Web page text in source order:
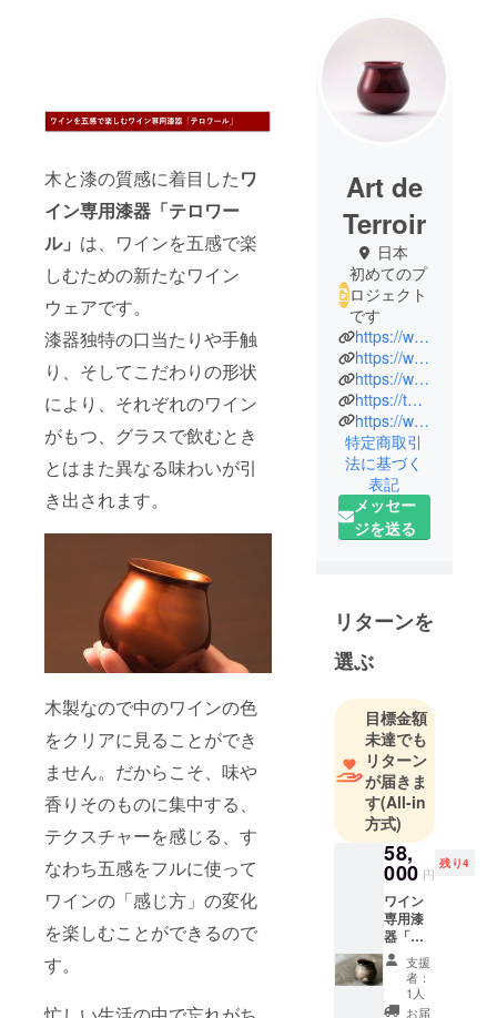
木と漆の質感に着目したワ
イン専用漆器「テロワー
ル」 は、ワインを五感で楽
しむための新たなワイン
ウェアです。
漆器独特の口当たりや手触
り、そしてこだわりの形状
により、それぞれのワイン
がもつ、グラスで飲むとき
とはまた異なる味わいが引
き出されます。
木製なので中のワインの色
をクリアに見ることができ
ません。だからこそ、味や
香りそのものに集中する、
テクスチャーを感じる、す
なわち五感をフルに使って
ワインの「感じ方」の変化
を楽しむことができるので
す。
Art de
Terroir
日本
初めてのプ
ロジェクト
です
https://www.artdeterroir.com/
https://www.instagram.com/artdeterroir/
https://www.facebook.com/artdeterroir
https://twitter.com/ArtdeTerroir
https://www.youtube.com/channel/UCm2XTX5g9IUKEQb_dLrDUSw
特定商取引
法に基づく
表記
メッセー
ジを送る
リターンを
選ぶ
目標金額
未達でも
リターン
が届きま
す(All-in
方式)
58,
000 円
残り4
ワイン
専用漆
器「テ
ロワー
ル」 新
作「輪
廻
支援
者：
1人
お届